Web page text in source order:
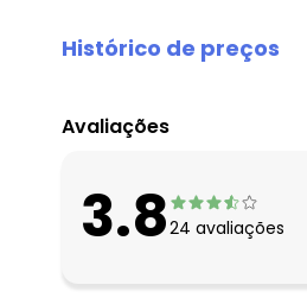
Histórico de preços
agosto/2026
maio/2026
abril/2026
fevereiro/2026
Avaliações
3.824 avaliações